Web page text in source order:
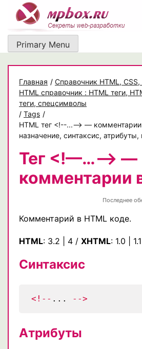
content
Primary Menu
Главная / Cправочник HTML,
HTML справочник : HTML теги,
теги, спецсимволы
/ Tags /
HTML тег <!--...--> — комментарии
назначение, синтаксис,
Тег <!—…—> —
комментарии
Последнее
Комментарий в HTML коде.
HTML: 3.2 4 / XHTML: 1.0 1.1
Синтаксис
<!-- ... -->
Атрибуты